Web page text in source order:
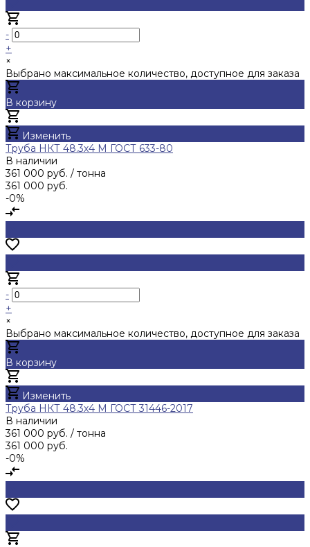
-
+
×
Выбрано максимальное количество, доступное для заказа
В корзину
Изменить
Труба НКТ 48.3х4 М ГОСТ 633-80
В наличии
361 000 руб. / тонна
361 000 руб.
-0%
-
+
×
Выбрано максимальное количество, доступное для заказа
В корзину
Изменить
Труба НКТ 48.3х4 М ГОСТ 31446-2017
В наличии
361 000 руб. / тонна
361 000 руб.
-0%